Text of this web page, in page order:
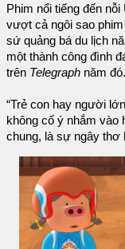
Phim nổi tiếng đến
vượt cả ngôi sao
sứ quảng bá du lịch
một thành công đình
trên Telegraph năm đó.
“Trẻ con hay người
không cố ý nhắm vào
chung, là sự ngây thơ